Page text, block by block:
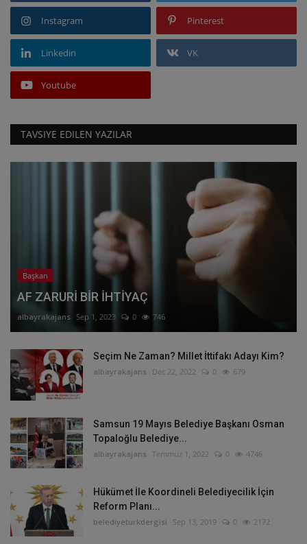
Instagram Pinterest
Linkedin VK
Youtube
TAVSIYE EDILEN YAZILAR
Başkan
AF ZARURİ BİR İHTİYAÇ
albayrakajans Sep 1, 2023 0 746
Seçim Ne Zaman? Millet İttifakı Adayı Kim?
albayrakajans Dec 22, 2022 0 679
Samsun 19 Mayıs Belediye Başkanı Osman
Topaloğlu Belediye...
albayrakajans Temmuz 1, 2022 0 4746
Hükümet İle Koordineli Belediyecilik İçin
Reform Planı...
belediyeturkdergisi Sep 13, 2019 0 2172